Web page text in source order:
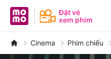
MoMo - Ứng dụng tài chính
Đặt vé
xem phim
Cinema Phim chiếu